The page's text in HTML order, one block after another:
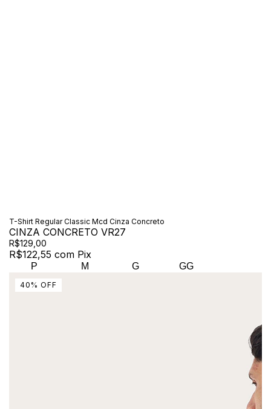
T-Shirt Regular Classic Mcd Cinza Concreto
CINZA CONCRETO VR27
R$129,00
R$122,55 com Pix
P M G GG
40 % OFF